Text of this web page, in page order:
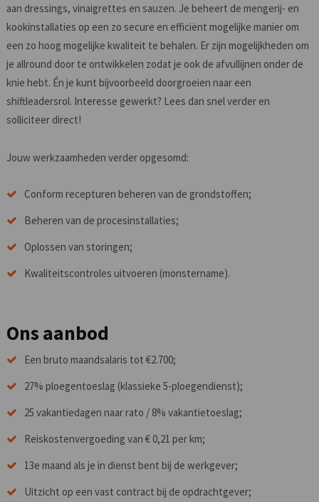
aan dressings, vinaigrettes en sauzen. Je beheert de mengerij- en
kookinstallaties op een zo secure en efficiënt mogelijke manier om
een zo hoog mogelijke kwaliteit te behalen. Er zijn mogelijkheden om
je allround door te ontwikkelen zodat je ook de afvullijnen onder de
knie hebt. Én je kunt bijvoorbeeld doorgroeien naar een
shiftleadersrol. Interesse gewerkt? Lees dan snel verder en
solliciteer direct!
Jouw werkzaamheden verder opgesomd:
Conform recepturen beheren van de grondstoffen;
Beheren van de procesinstallaties;
Oplossen van storingen;
Kwaliteitscontroles uitvoeren (monstername).
Ons aanbod
Een bruto maandsalaris tot €2.700;
27% ploegentoeslag (klassieke 5-ploegendienst);
25 vakantiedagen naar rato / 8% vakantietoeslag;
Reiskostenvergoeding van € 0,21 per km;
13e maand als je in dienst bent bij de werkgever;
Uitzicht op een vast contract bij de opdrachtgever;